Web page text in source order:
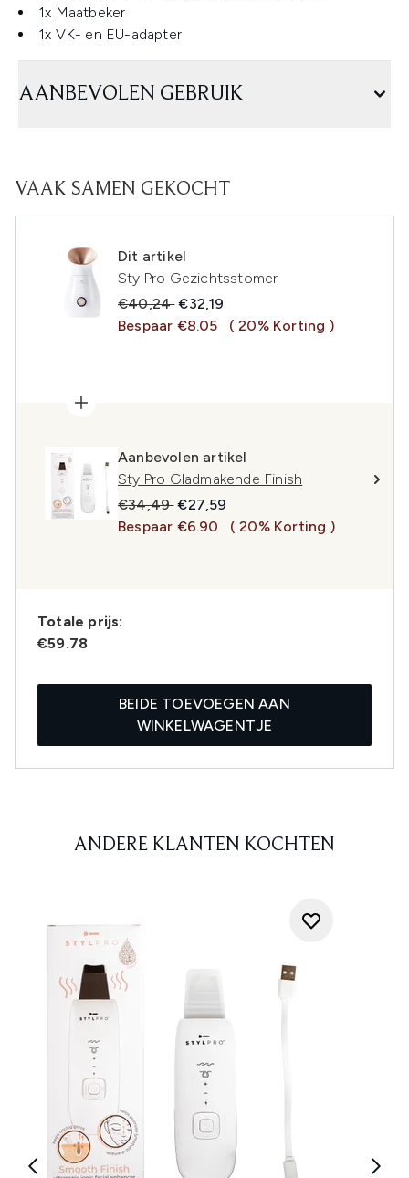
1x Maatbeker
1x VK- en EU-adapter
AANBEVOLEN GEBRUIK
VAAK SAMEN GEKOCHT
Dit artikel
StylPro Gezichtsstomer
Recommended Retail Price:
€40,24Huidige prijs:
€32,19
Bespaar €8.05
( 20% Korting )
Aanbevolen artikel
StylPro Gladmakende Finish
Recommended Retail Price:
€34,49Huidige prijs:
€27,59
Bespaar €6.90
( 20% Korting )
Totale prijs:
€59.78
BEIDE TOEVOEGEN AAN
WINKELWAGENTJE
ANDERE KLANTEN KOCHTEN